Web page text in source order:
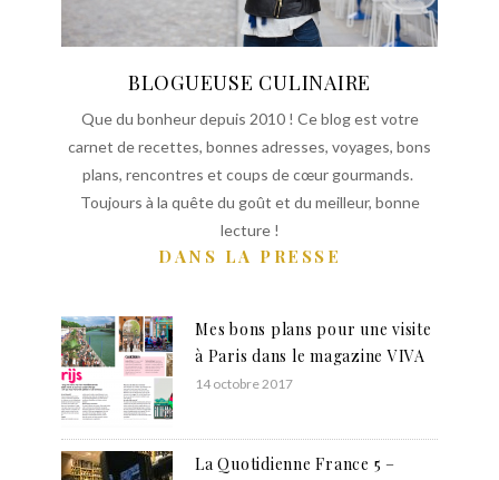
BLOGUEUSE CULINAIRE
Que du bonheur depuis 2010 ! Ce blog est votre
carnet de recettes, bonnes adresses, voyages, bons
plans, rencontres et coups de cœur gourmands.
Toujours à la quête du goût et du meilleur, bonne
lecture !
DANS LA PRESSE
Mes bons plans pour une visite
à Paris dans le magazine VIVA
14 octobre 2017
La Quotidienne France 5 –